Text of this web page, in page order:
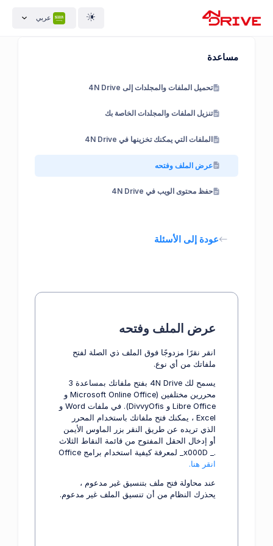
مساعدة
تحميل الملفات والمجلدات إلى 4N Drive
تنزيل الملفات والمجلدات الخاصة بك
الملفات التي يمكنك تخزينها في 4N Drive
عرض الملف وفتحه
حفظ محتوى الويب في 4N Drive
عودة إلى الأسئلة
عرض الملف وفتحه
انقر نقرًا مزدوجًا فوق الملف ذي الصلة لفتح
ملفاتك من أي نوع.
يسمح لك 4N Drive بفتح ملفاتك بمساعدة 3
محررين مختلفين (Microsoft Online Office و
Libre Office و DivvyOfis). في ملفات Word و
Excel ، يمكنك فتح ملفاتك باستخدام المحرر
الذي تريده عن طريق النقر بزر الماوس الأيمن
أو إدخال الحقل المفتوح من قائمة النقاط الثلاث
._ x000D_ لمعرفة كيفية استخدام برامج Office
انقر هنا.
عند محاولة فتح ملف بتنسيق غير مدعوم ،
يحذرك النظام من أن تنسيق الملف غير مدعوم.